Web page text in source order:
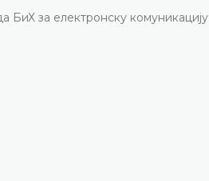
БиХ за електронску комуникацију